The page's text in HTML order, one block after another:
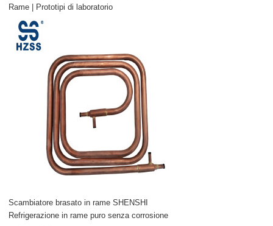
Rame | Prototipi di laboratorio
Scambiatore brasato in rame SHENSHI
Refrigerazione in rame puro senza corrosione